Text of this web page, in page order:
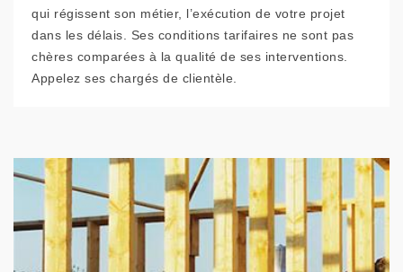
qui régissent son métier, l’exécution de votre projet
dans les délais. Ses conditions tarifaires ne sont pas
chères comparées à la qualité de ses interventions.
Appelez ses chargés de clientèle.